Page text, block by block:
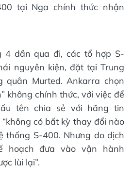
tại Nga chính thức nhận
4 dần qua đi, các tổ hợp S-
nguyên kiện, đặt tại Trung
quân Murted. Ankarra chọn
không chính thức, với việc để
tên chia sẻ với hãng tin
có bất kỳ thay đổi nào
thống S-400. Nhưng do dịch
hoạch đưa vào vận hành
lùi lại”.